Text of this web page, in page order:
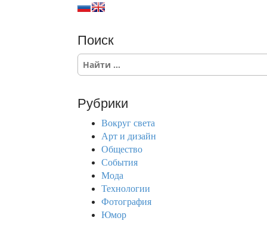
Поиск
S
e
c
Рубрики
Вокруг света
Арт и дизайн
Общество
События
Мода
Технологии
Фотография
Юмор